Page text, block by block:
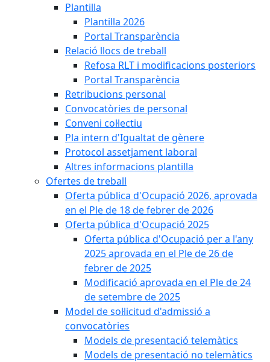
Plantilla
Plantilla 2026
Portal Transparència
Relació llocs de treball
Refosa RLT i modificacions posteriors
Portal Transparència
Retribucions personal
Convocatòries de personal
Conveni col·lectiu
Pla intern d'Igualtat de gènere
Protocol assetjament laboral
Altres informacions plantilla
Ofertes de treball
Oferta pública d'Ocupació 2026, aprovada
en el Ple de 18 de febrer de 2026
Oferta pública d'Ocupació 2025
Oferta pública d'Ocupació per a l'any
2025 aprovada en el Ple de 26 de
febrer de 2025
Modificació aprovada en el Ple de 24
de setembre de 2025
Model de sol·licitud d'admissió a
convocatòries
Models de presentació telemàtics
Models de presentació no telemàtics